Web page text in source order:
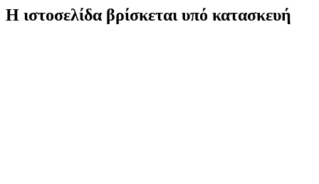
Η ιστοσελίδα βρίσκεται υπό κατασκευή